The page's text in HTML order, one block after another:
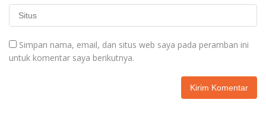
Simpan nama, email, dan situs web saya pada peramban ini
untuk komentar saya berikutnya.